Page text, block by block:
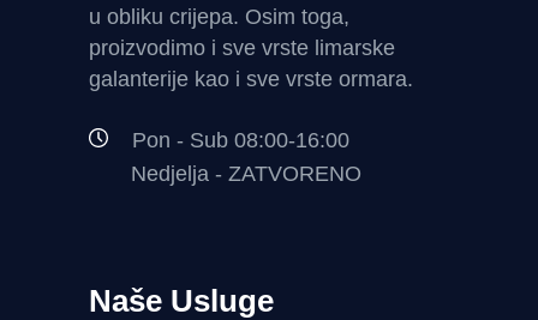
u obliku crijepa. Osim toga,
proizvodimo i sve vrste limarske
galanterije kao i sve vrste ormara.
Pon - Sub 08:00-16:00
Nedjelja - ZATVORENO
Naše Usluge